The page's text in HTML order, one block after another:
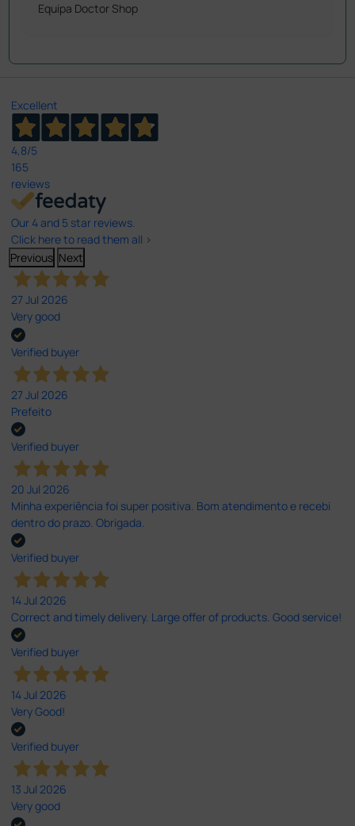
Equipa Doctor Shop
Excellent
4,8/5
165
reviews
Our 4 and 5 star reviews.
Click here to read them all >
Previous Next
27 Jul 2026
Very good
Verified buyer
27 Jul 2026
Prefeito
Verified buyer
20 Jul 2026
Minha experiência foi super positiva. Bom atendimento e recebi
dentro do prazo. Obrigada.
Verified buyer
14 Jul 2026
Correct and timely delivery. Large offer of products. Good service!
Verified buyer
14 Jul 2026
Very Good!
Verified buyer
13 Jul 2026
Very good